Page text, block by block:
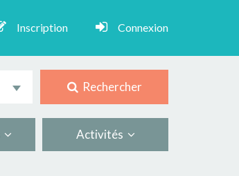
Inscription Connexion
Rechercher
Activités